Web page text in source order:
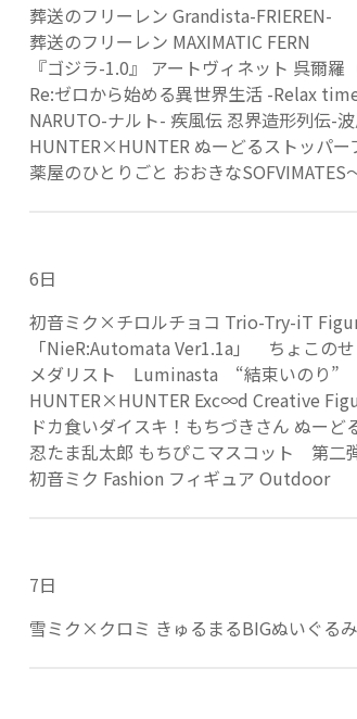
葬送のフリーレン Grandista-FRIEREN-
葬送のフリーレン MAXIMATIC FERN
『ゴジラ-1.0』 アートヴィネット 呉爾
Re:ゼロから始める異世界生活 -Relax
NARUTO-ナルト- 疾風伝 忍界造形列伝-
HUNTER×HUNTER ぬーどるストッパー
薬屋のひとりごと おおきなSOFVIMATES
6日
初音ミク×チロルチョコ Trio-Try-iT
「NieR:Automata Ver1.1a」 ちょこの
メダリスト Luminasta “結束いのり”
HUNTER×HUNTER Exc∞d Creative
ドカ食いダイスキ！もちづきさん ぬー
忍たま乱太郎 もちぴこマスコット 第二
初音ミク Fashion フィギュア Outdoor
7日
雪ミク×クロミ きゅるまるBIGぬいぐるみ